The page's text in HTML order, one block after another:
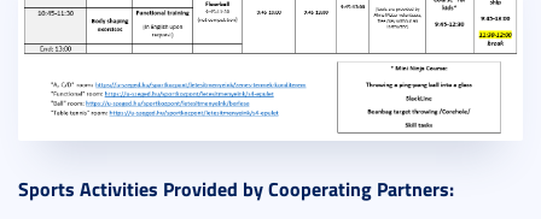
Sports Activities Provided by Cooperating Partners: